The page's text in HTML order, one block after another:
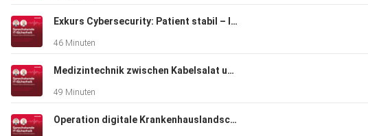
https://www.secunet.com/branchen/gesundheitswesen - Torsten
Redlich: https://www.linkedin.com/in/torsten-redlich-a8369089/ -
Exkurs Cybersecurity: Patient stabil – IT kritisch
46 Minuten
Medizintechnik zwischen Kabelsalat und KI
49 Minuten
Operation digitale Krankenhauslandschaft